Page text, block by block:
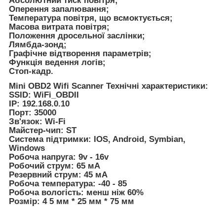
Оперення запалювання;
Температура повітря, що всмоктується;
Масова витрата повітря;
Положення дросельної заслінки;
Лямбда-зонд;
Графічне відтворення параметрів;
Функція ведення логів;
Стоп-кадр.
Mini OBD2 Wifi Scanner Технічні характеристики:
SSID: WiFi_OBDII
IP: 192.168.0.10
Порт: 35000
Зв'язок: Wi-Fi
Майстер-чип: ST
Система підтримки: IOS, Android, Symbian,
Windows
Робоча напруга: 9v - 16v
Робочий струм: 65 мА
Резервний струм: 45 мА
Робоча температура: -40 - 85
Робоча вологість: менш ніж 60%
Розмір: 4 5 мм * 25 мм * 75 мм